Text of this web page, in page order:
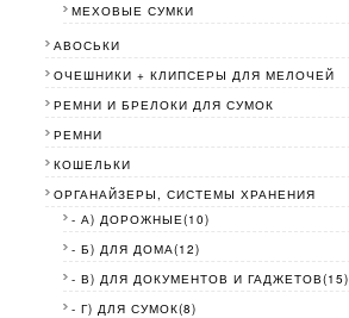
МЕХОВЫЕ СУМКИ
АВОСЬКИ
ОЧЕШНИКИ + КЛИПСЕРЫ ДЛЯ МЕЛОЧЕЙ
РЕМНИ И БРЕЛОКИ ДЛЯ СУМОК
РЕМНИ
КОШЕЛЬКИ
ОРГАНАЙЗЕРЫ, СИСТЕМЫ ХРАНЕНИЯ
- А) ДОРОЖНЫЕ(10)
- Б) ДЛЯ ДОМА(12)
- В) ДЛЯ ДОКУМЕНТОВ И ГАДЖЕТОВ(15)
- Г) ДЛЯ СУМОК(8)